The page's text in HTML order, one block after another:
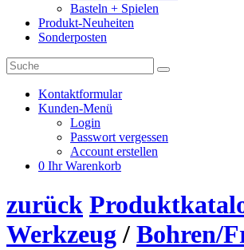
Basteln + Spielen
Produkt-Neuheiten
Sonderposten
Kontaktformular
Kunden-Menü
Login
Passwort vergessen
Account erstellen
0 Ihr Warenkorb
zurück
Werkzeug/ Bohren/